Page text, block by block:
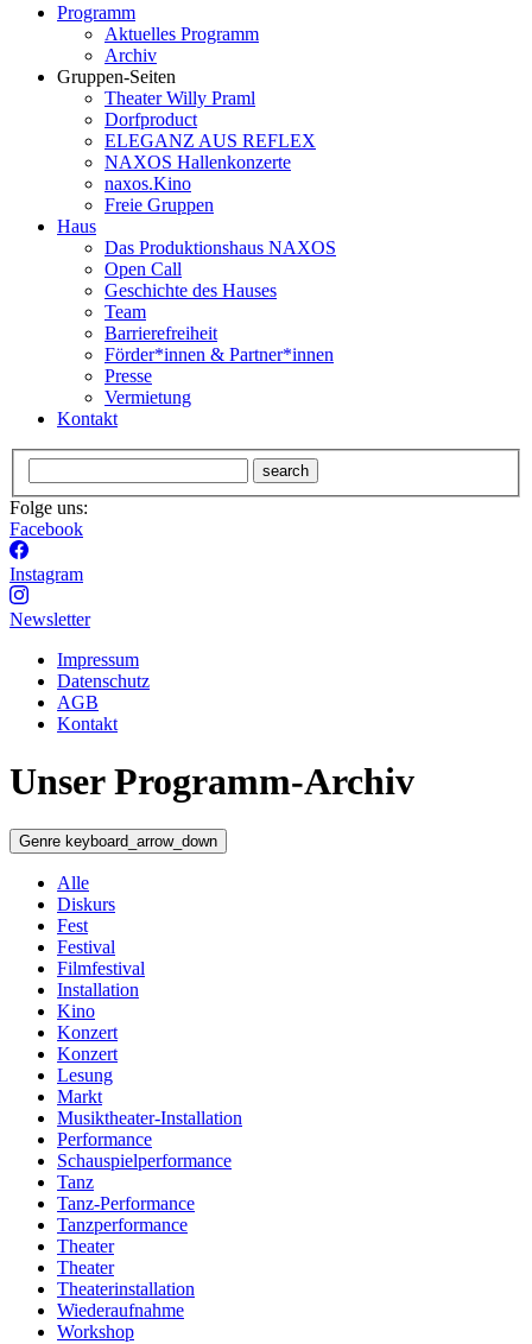
Programm
Aktuelles Programm
Archiv
Gruppen-Seiten
Theater Willy Praml
Dorfproduct
ELEGANZ AUS REFLEX
NAXOS Hallenkonzerte
naxos.Kino
Freie Gruppen
Haus
Das Produktionshaus NAXOS
Open Call
Geschichte des Hauses
Team
Barrierefreiheit
Förder*innen & Partner*innen
Presse
Vermietung
Kontakt
search
Folge uns:
Facebook
Instagram
Newsletter
Impressum
Datenschutz
AGB
Kontakt
Unser Programm-Archiv
Genre keyboard_arrow_down
Alle
Diskurs
Fest
Festival
Filmfestival
Installation
Kino
Konzert
Konzert
Lesung
Markt
Musiktheater-Installation
Performance
Schauspielperformance
Tanz
Tanz-Performance
Tanzperformance
Theater
Theater
Theaterinstallation
Wiederaufnahme
Workshop